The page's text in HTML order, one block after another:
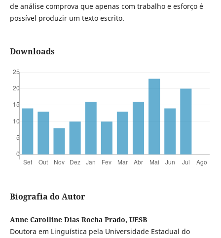
de análise comprova que apenas com trabalho e esforço é
possível produzir um texto escrito.
Downloads
Biografia do Autor
Anne Carolline Dias Rocha Prado, UESB
Doutora em Linguística pela Universidade Estadual do